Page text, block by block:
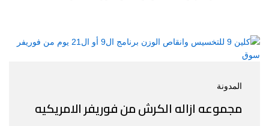
المدونة
مجموعه ازاله الكرش من فوريفر الامريكيه